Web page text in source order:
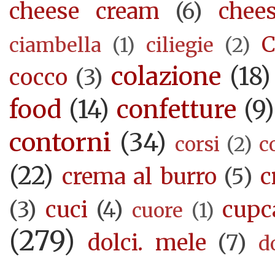
cheese cream (6)
ciambella (1) ciliegie (2)
cocco (3) colazione (18)
food (14) confetture (9)
contorni (34) corsi (2)
(22) crema al burro (5)
(3) cuci (4) cuore (1)
(279) dolci. mele (7)